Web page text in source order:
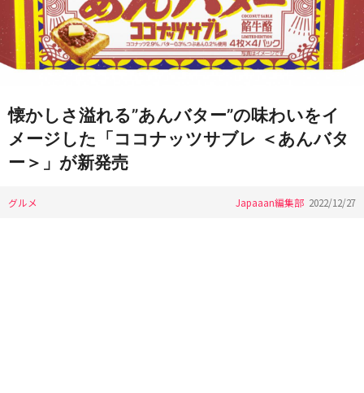
懐かしさ溢れる”あんバター”の味わいをイ
メージした「ココナッツサブレ ＜あんバタ
ー＞」が新発売
グルメ Japaaan編集部 2022/12/27